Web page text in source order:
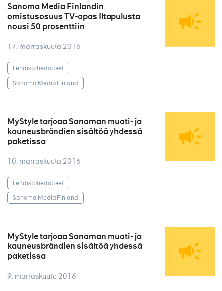
Sanoma Media Finlandin
omistusosuus TV-opas Iltapulusta
nousi 50 prosenttiin
17. marraskuuta 2016
Lehdistötiedotteet
Sanoma Media Finland
MyStyle tarjoaa Sanoman muoti- ja
kauneusbrändien sisältöä yhdessä
paketissa
10. marraskuuta 2016
Lehdistötiedotteet
Sanoma Media Finland
MyStyle tarjoaa Sanoman muoti- ja
kauneusbrändien sisältöä yhdessä
paketissa
9. marraskuuta 2016